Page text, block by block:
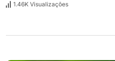
1.46K Visualizações